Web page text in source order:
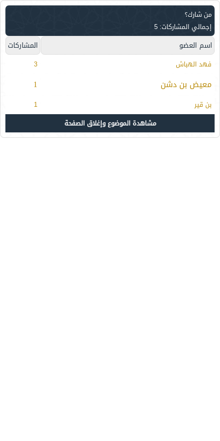
من شارك؟
إجمالي المشاركات: 5
اسم العضو المشاركات
فهد الهباش 3
معيض بن دشن 1
بن قير
1
مشاهدة الموضوع وإغلاق الصفحة